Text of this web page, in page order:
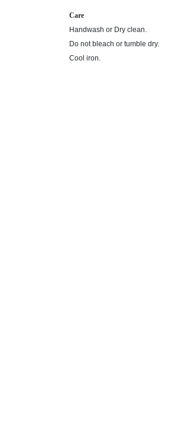
Care
Handwash or Dry clean.
Do not bleach or tumble dry.
Cool iron.